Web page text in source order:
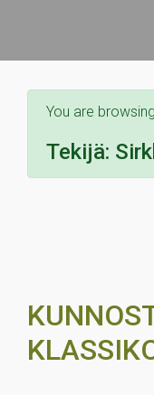
You are
Tekijä: